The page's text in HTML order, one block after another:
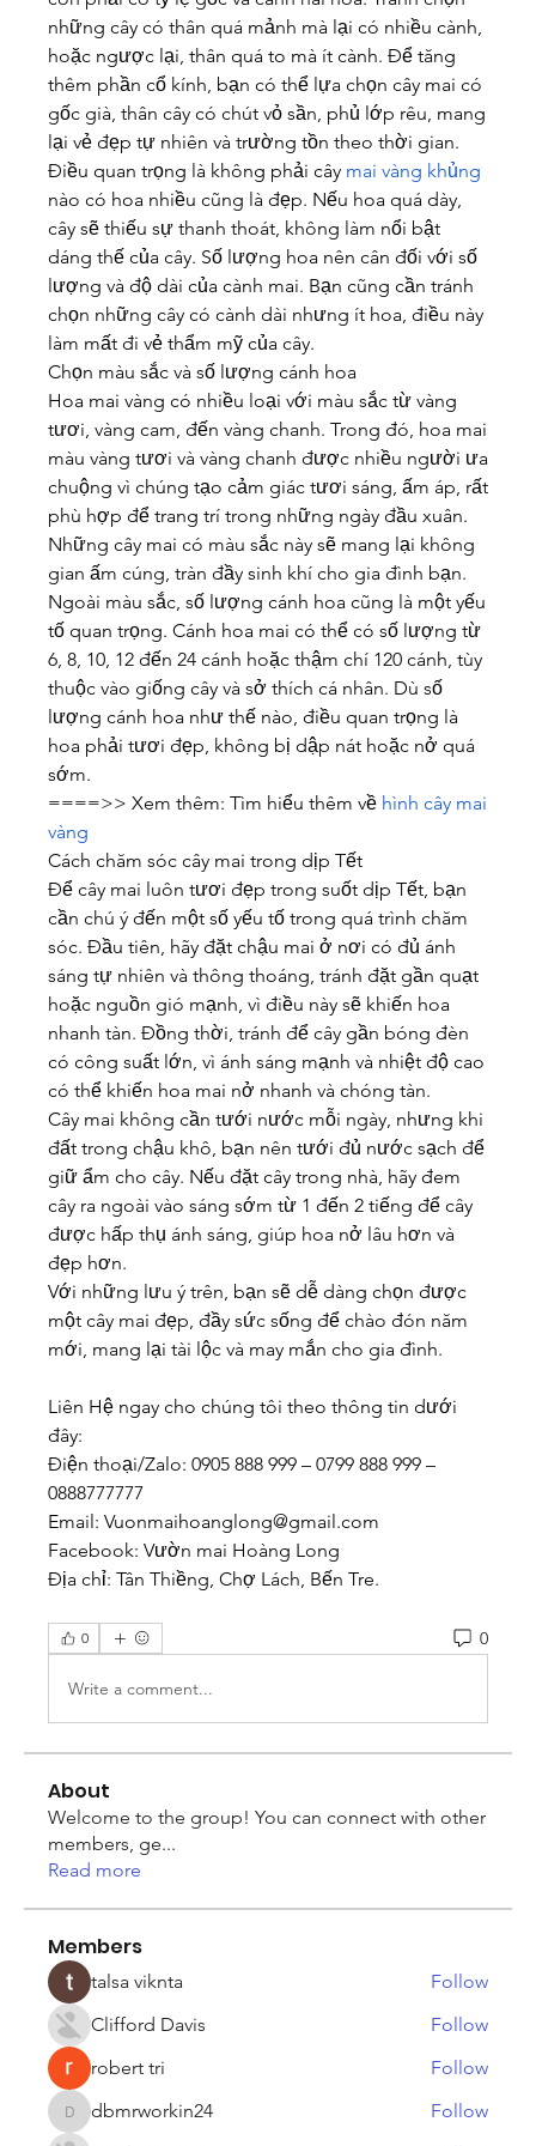
những cây có thân quá mảnh mà lại có nhiều cành,
hoặc ngược lại, thân quá to mà ít cành. Để tăng
thêm phần cổ kính, bạn có thể lựa chọn cây mai có
gốc già, thân cây có chút vỏ sần, phủ lớp rêu, mang
lại vẻ đẹp tự nhiên và trường tồn theo thời gian.
Điều quan trọng là không phải cây mai vàng khủng
nào có hoa nhiều cũng là đẹp. Nếu hoa quá dày,
cây sẽ thiếu sự thanh thoát, không làm nổi bật
dáng thế của cây. Số lượng hoa nên cân đối với số
lượng và độ dài của cành mai. Bạn cũng cần tránh
chọn những cây có cành dài nhưng ít hoa, điều này
làm mất đi vẻ thẩm mỹ của cây.
Chọn màu sắc và số lượng cánh hoa
Hoa mai vàng có nhiều loại với màu sắc từ vàng
tươi, vàng cam, đến vàng chanh. Trong đó, hoa mai
màu vàng tươi và vàng chanh được nhiều người ưa
chuộng vì chúng tạo cảm giác tươi sáng, ấm áp, rất
phù hợp để trang trí trong những ngày đầu xuân.
Những cây mai có màu sắc này sẽ mang lại không
gian ấm cúng, tràn đầy sinh khí cho gia đình bạn.
Ngoài màu sắc, số lượng cánh hoa cũng là một yếu
tố quan trọng. Cánh hoa mai có thể có số lượng từ
6, 8, 10, 12 đến 24 cánh hoặc thậm chí 120 cánh, tùy
thuộc vào giống cây và sở thích cá nhân. Dù số
lượng cánh hoa như thế nào, điều quan trọng là
hoa phải tươi đẹp, không bị dập nát hoặc nở quá
sớm.
====>> Xem thêm: Tìm hiểu thêm về hình cây mai
vàng
Cách chăm sóc cây mai trong dịp Tết
Để cây mai luôn tươi đẹp trong suốt dịp Tết, bạn
cần chú ý đến một số yếu tố trong quá trình chăm
sóc. Đầu tiên, hãy đặt chậu mai ở nơi có đủ ánh
sáng tự nhiên và thông thoáng, tránh đặt gần quạt
hoặc nguồn gió mạnh, vì điều này sẽ khiến hoa
nhanh tàn. Đồng thời, tránh để cây gần bóng đèn
có công suất lớn, vì ánh sáng mạnh và nhiệt độ cao
có thể khiến hoa mai nở nhanh và chóng tàn.
Cây mai không cần tưới nước mỗi ngày, nhưng khi
đất trong chậu khô, bạn nên tưới đủ nước sạch để
giữ ẩm cho cây. Nếu đặt cây trong nhà, hãy đem
cây ra ngoài vào sáng sớm từ 1 đến 2 tiếng để cây
được hấp thụ ánh sáng, giúp hoa nở lâu hơn và
đẹp hơn.
Với những lưu ý trên, bạn sẽ dễ dàng chọn được
một cây mai đẹp, đầy sức sống để chào đón năm
mới, mang lại tài lộc và may mắn cho gia đình.
Liên Hệ ngay cho chúng tôi theo thông tin dưới
đây:
Điện thoại/Zalo: 0905 888 999 – 0799 888 999 –
0888777777
Email: Vuonmaihoanglong@gmail.com
Facebook: Vườn mai Hoàng Long
Địa chỉ: Tân Thiềng, Chợ Lách, Bến Tre.
0 0
Write a comment...
About
Welcome to the group! You can connect with other
members, ge...
Read more
Members
talsa viknta
Follow
Clifford Davis
Follow
robert tri
Follow
dbmrworkin24
dbmrworkin24
Follow